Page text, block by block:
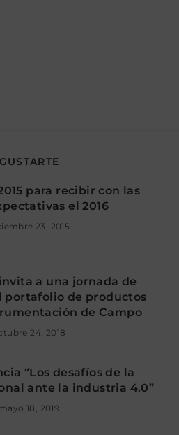
para recibir con las
el 2016
23, 2015
invita a una jornada de
portafolio de productos
de Campo
24, 2018
“Los desafíos de la
ante la industria 4.0”
mayo 18, 2019